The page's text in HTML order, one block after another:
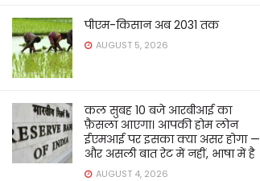
पीएम-किसान अब 2031 तक
AUGUST 5, 2026
कल सुबह 10 बजे आरबीआई का
फ़ैसला आएगा। आपकी होम लोन
ईएमआई पर इसका क्या असर होगा —
और असली बात रेट में नहीं, भाषा में है
AUGUST 4, 2026